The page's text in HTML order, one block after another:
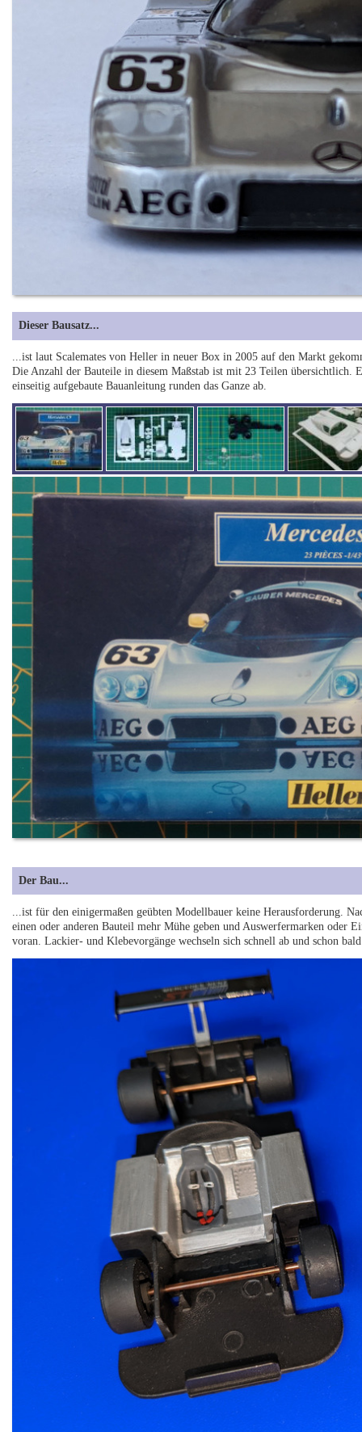
Dieser Bausatz...
...ist laut Scalemates von Heller in neuer Box in 2005 auf den Markt
Die Anzahl der Bauteile in diesem Maßstab ist mit 23 Teilen übersichtlich.
einseitig aufgebaute Bauanleitung runden das Ganze ab.
Der Bau...
...ist für den einigermaßen geübten Modellbauer keine Herausforderung.
einen oder anderen Bauteil mehr Mühe geben und Auswerfermarken oder
voran. Lackier- und Klebevorgänge wechseln sich schnell ab und schon